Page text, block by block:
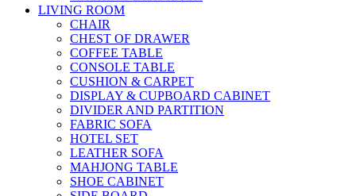
LIVING ROOM
CHAIR
CHEST OF DRAWER
COFFEE TABLE
CONSOLE TABLE
CUSHION & CARPET
DISPLAY & CUPBOARD CABINET
DIVIDER AND PARTITION
FABRIC SOFA
HOTEL SET
LEATHER SOFA
MAHJONG TABLE
SHOE CABINET